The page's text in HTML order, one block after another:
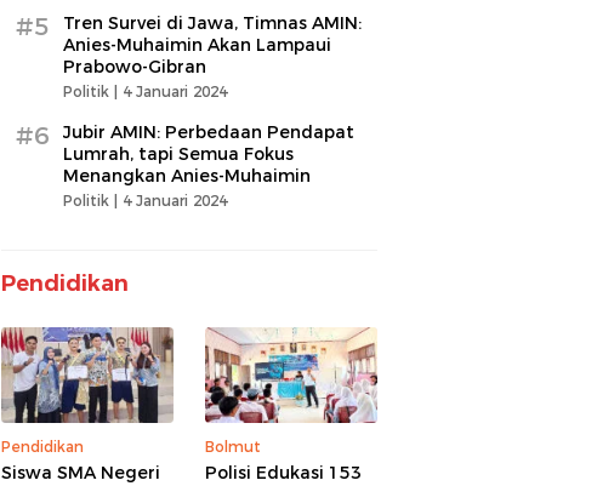
#5
Tren Survei di Jawa, Timnas AMIN:
Anies-Muhaimin Akan Lampaui
Prabowo-Gibran
Politik | 4 Januari 2024
#6
Jubir AMIN: Perbedaan Pendapat
Lumrah, tapi Semua Fokus
Menangkan Anies-Muhaimin
Politik | 4 Januari 2024
Pendidikan
Pendidikan
Siswa SMA Negeri
Bolmut
Polisi Edukasi 153